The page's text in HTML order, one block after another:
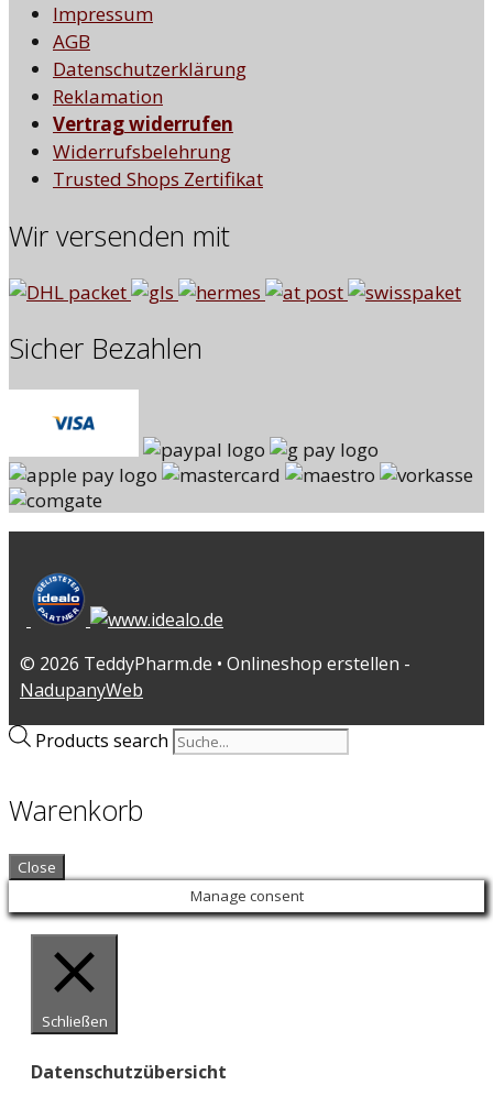
Impressum
AGB
Datenschutzerklärung
Reklamation
Vertrag widerrufen
Widerrufsbelehrung
Trusted Shops Zertifikat
Wir versenden mit
Sicher Bezahlen
© 2026 TeddyPharm.de • Onlineshop erstellen -
NadupanyWeb
Products search
Warenkorb
Close
Manage consent
Schließen
Datenschutzübersicht